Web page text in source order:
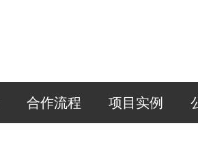
合作流程 项目实例